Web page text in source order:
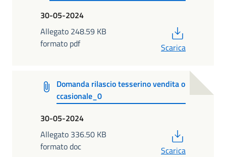
30-05-2024
Allegato 248.59 KB
formato pdf
Scarica
Domanda rilascio tesserino vendita o
ccasionale_0
30-05-2024
Allegato 336.50 KB
formato doc
Scarica